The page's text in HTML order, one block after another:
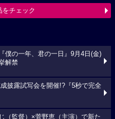
をチェック
僕の一年、君の一日』9月4日(金)
解禁
披露試写会を開催!?『5秒で完全
（監督）×菅野恵（主演）で新た